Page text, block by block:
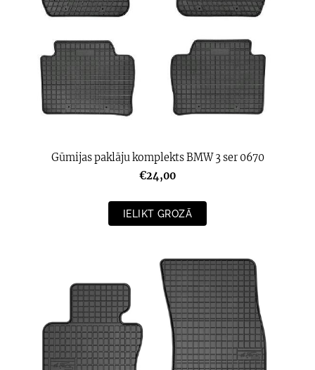
Gūmijas paklāju komplekts BMW 3 ser 0670
€24,00
IELIKT GROZĀ